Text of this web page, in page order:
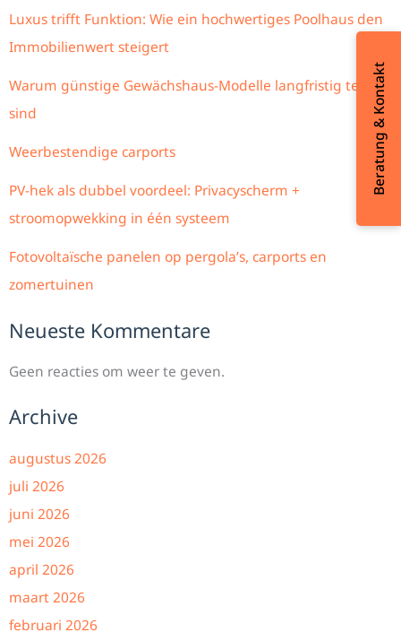
Luxus trifft Funktion: Wie ein hochwertiges Poolhaus den
Immobilienwert steigert
Warum günstige Gewächshaus-Modelle langfristig teurer
sind
Weerbestendige carports
PV-hek als dubbel voordeel: Privacyscherm +
stroomopwekking in één systeem
Fotovoltaïsche panelen op pergola’s, carports en
zomertuinen
Neueste Kommentare
Geen reacties om weer te geven.
Archive
augustus 2026
juli 2026
juni 2026
mei 2026
april 2026
maart 2026
februari 2026
Beratung & Kontakt